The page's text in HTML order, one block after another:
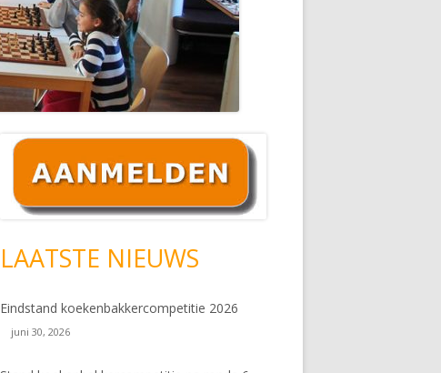
Hoofd
sidebar
LAATSTE NIEUWS
Eindstand koekenbakkercompetitie 2026
juni 30, 2026